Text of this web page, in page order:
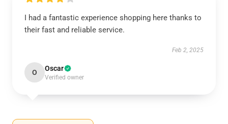
I had a fantastic experience shopping here thanks to
their fast and reliable service.
Feb 2, 2025
O Oscar
Verified owner